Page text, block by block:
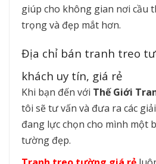
giúp cho không gian nơi cầu
trọng và đẹp mắt hơn.
Địa chỉ bán tranh treo
khách uy tín, giá rẻ
Khi bạn đến với Thế Giới
tôi sẽ tư vấn và đưa ra các
đang lực chọn cho mình một
tường đẹp.